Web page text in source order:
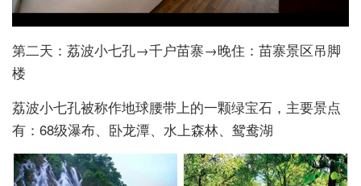
第二天：荔波小七孔→千户苗寨→晚住：苗寨景区吊脚
楼
荔波小七孔被称作地球腰带上的一颗绿宝石，主要景点
有：68级瀑布、卧龙潭、水上森林、鸳鸯湖